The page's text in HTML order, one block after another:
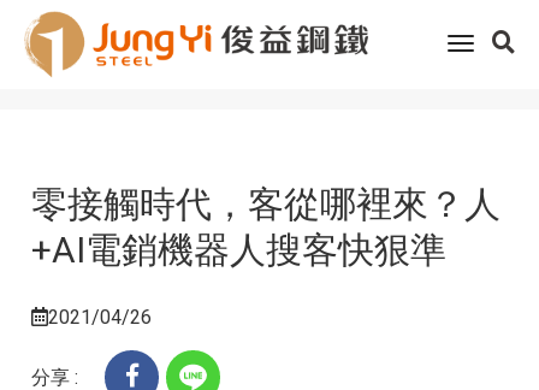
toggle
Home 客戶服務
科技趨勢
零接觸時代，客從哪裡來？人+AI電銷機器人搜客快狠準
零接觸時代，客從哪裡來？人
+AI電銷機器人搜客快狠準
2021/04/26
分享 :